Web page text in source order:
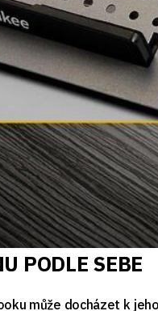
PODLE SEBE
může docházet k